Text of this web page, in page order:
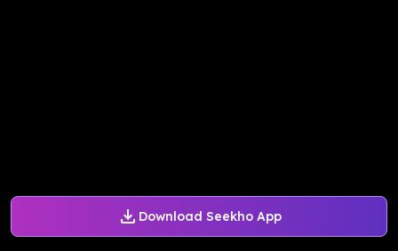
Download Seekho App